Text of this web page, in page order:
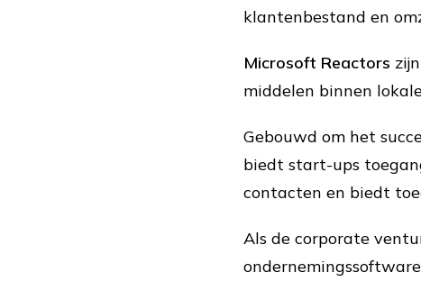
klantenbestand en
Microsoft Reactors
middelen binnen
Gebouwd om het
biedt start-ups
contacten en biedt
Als de corporate